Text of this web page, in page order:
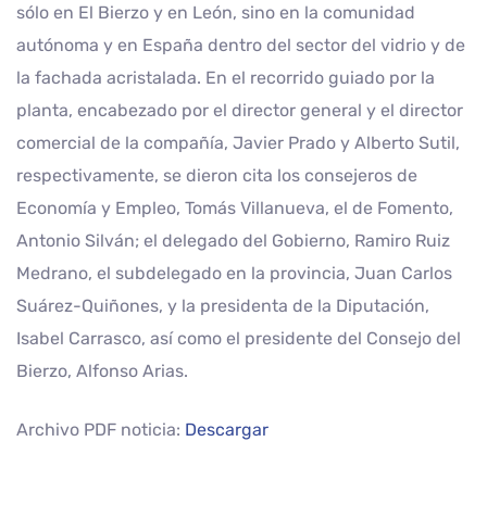
sólo en El Bierzo y en León, sino en la comunidad
autónoma y en España dentro del sector del vidrio y de
la fachada acristalada. En el recorrido guiado por la
planta, encabezado por el director general y el director
comercial de la compañía, Javier Prado y Alberto Sutil,
respectivamente, se dieron cita los consejeros de
Economía y Empleo, Tomás Villanueva, el de Fomento,
Antonio Silván; el delegado del Gobierno, Ramiro Ruiz
Medrano, el subdelegado en la provincia, Juan Carlos
Suárez-Quiñones, y la presidenta de la Diputación,
Isabel Carrasco, así como el presidente del Consejo del
Bierzo, Alfonso Arias.
Archivo PDF noticia: Descargar